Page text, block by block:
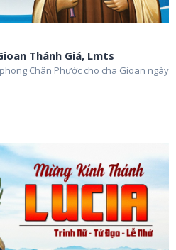
Thánh Giá, Lmts
Chân Phước cho cha Gioan ngày